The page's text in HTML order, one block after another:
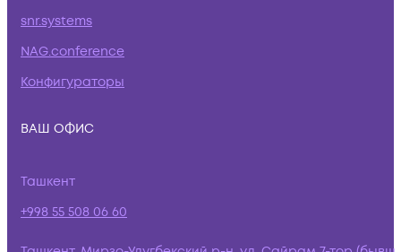
snr.systems
NAG.conference
Конфигураторы
ВАШ ОФИС
Ташкент
+998 55 508 06 60